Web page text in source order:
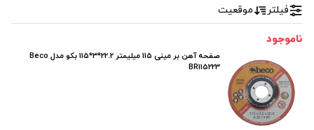
فیلتر موقعیت
ناموجود
صفحه آهن بر مینی 115 میلیمتر 22.2*3*115 بکو مدل Beco
BR115223